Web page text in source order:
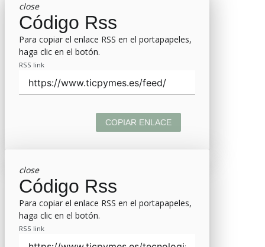
close
Código Rss
Para copiar el enlace RSS en el portapapeles,
haga clic en el botón.
RSS link
COPIAR ENLACE
close
Código Rss
Para copiar el enlace RSS en el portapapeles,
haga clic en el botón.
RSS link